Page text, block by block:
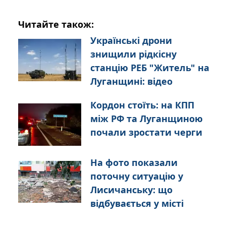
Читайте також:
Українські дрони
знищили рідкісну
станцію РЕБ "Житель" на
Луганщині: відео
Кордон стоїть: на КПП
між РФ та Луганщиною
почали зростати черги
На фото показали
поточну ситуацію у
Лисичанську: що
відбувається у місті